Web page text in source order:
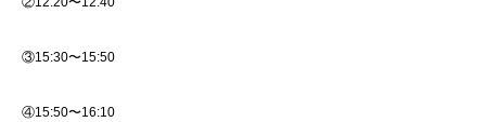
③15:30〜15:50
④15:50〜16:10